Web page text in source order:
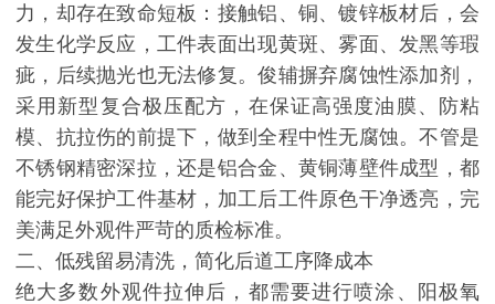
力，却存在致命短板：接触铝、铜、镀锌板材后，会
发生化学反应，工件表面出现黄斑、雾面、发黑等瑕
疵，后续抛光也无法修复。俊辅摒弃腐蚀性添加剂，
采用新型复合极压配方，在保证高强度油膜、防粘
模、抗拉伤的前提下，做到全程中性无腐蚀。不管是
不锈钢精密深拉，还是铝合金、黄铜薄壁件成型，都
能完好保护工件基材，加工后工件原色干净透亮，完
美满足外观件严苛的质检标准。
二、低残留易清洗，简化后道工序降成本
绝大多数外观件拉伸后，都需要进行喷涂、阳极氧